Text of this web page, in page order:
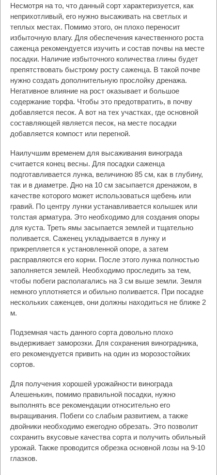
Несмотря на то, что данный сорт характеризуется, как
неприхотливый, его нужно высаживать на светлых и
теплых местах. Помимо этого, он плохо переносит
избыточную влагу. Для обеспечения качественного роста
саженца рекомендуется изучить и состав почвы на месте
посадки. Наличие избыточного количества глины будет
препятствовать быстрому росту саженца. В такой почве
нужно создать дополнительную прослойку дренажа.
Негативное влияние на рост оказывает и большое
содержание торфа. Чтобы это предотвратить, в почву
добавляется песок. А вот на тех участках, где основной
составляющей является песок, на месте посадки
добавляется компост или перегной.
Наилучшим временем для высаживания винограда
считается конец весны. Для посадки саженца
подготавливается лунка, величиною 85 см, как в глубину,
так и в диаметре. Дно на 10 см засыпается дренажом, в
качестве которого может использоваться щебень или
гравий. По центру лунки устанавливается колышек или
толстая арматура. Это необходимо для создания опоры
для куста. Треть ямы засыпается землей и тщательно
поливается. Саженец укладывается в лунку и
прикрепляется к установленной опоре, а затем
расправляются его корни. После этого лунка полностью
заполняется землей. Необходимо проследить за тем,
чтобы побеги располагались на 3 см выше земли. Земля
немного уплотняется и обильно поливается. При посадке
нескольких саженцев, они должны находиться не ближе 2
м.
Подземная часть данного сорта довольно плохо
выдерживает заморозки. Для сохранения виноградника,
его рекомендуется привить на один из морозостойких
сортов.
Для получения хорошей урожайности винограда
Алешенькин, помимо правильной посадки, нужно
выполнять все рекомендации относительно его
выращивания. Побеги со слабым развитием, а также
двойники необходимо ежегодно обрезать. Это позволит
сохранить вкусовые качества сорта и получить обильный
урожай. Также проводится обрезка основной лозы на 9-10
глазков.